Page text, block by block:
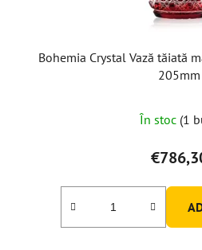
Bohemia Crystal Vază tăiată
205mm
În stoc (1